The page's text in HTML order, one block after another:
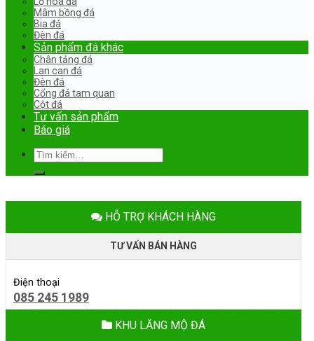
Mâm bồng đá
Bia đá
Đèn đá
Sản phẩm đá khác
Chân tảng đá
Lan can đá
Đèn đá
Cổng đá tam quan
Cột đá
Tư vấn sản phẩm
Báo giá
Tìm
kiếm:
HỖ TRỢ KHÁCH HÀNG
TƯ VẤN BÁN HÀNG
Điện thoại
085 245 1989
KHU LĂNG MỘ ĐÁ